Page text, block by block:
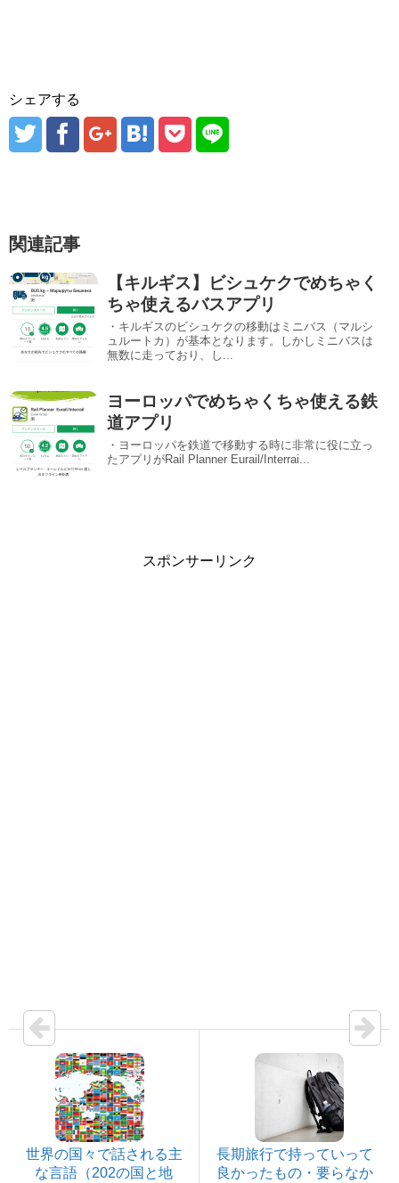
シェアする
関連記事
【キルギス】ビシュケクでめちゃく
ちゃ使えるバスアプリ
・キルギスのビシュケクの移動はミニバス（マルシ
ュルートカ）が基本となります。しかしミニバスは
無数に走っており、し...
ヨーロッパでめちゃくちゃ使える鉄
道アプリ
・ヨーロッパを鉄道で移動する時に非常に役に立っ
たアプリがRail Planner Eurail/Interrai...
スポンサーリンク
世界の国々で話される主
な言語（202の国と地
長期旅行で持っていって
良かったもの・要らなか